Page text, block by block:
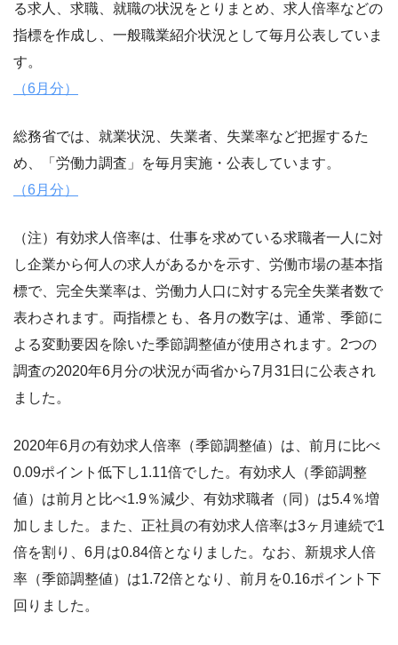
る求人、求職、就職の状況をとりまとめ、求人倍率などの
指標を作成し、一般職業紹介状況として毎月公表していま
す。
（6月分）
総務省では、就業状況、失業者、失業率など把握するた
め、「労働力調査」を毎月実施・公表しています。
（6月分）
（注）有効求人倍率は、仕事を求めている求職者一人に対
し企業から何人の求人があるかを示す、労働市場の基本指
標で、完全失業率は、労働力人口に対する完全失業者数で
表わされます。両指標とも、各月の数字は、通常、季節に
よる変動要因を除いた季節調整値が使用されます。2つの
調査の2020年6月分の状況が両省から7月31日に公表され
ました。
2020年6月の有効求人倍率（季節調整値）は、前月に比べ
0.09ポイント低下し1.11倍でした。有効求人（季節調整
値）は前月と比べ1.9％減少、有効求職者（同）は5.4％増
加しました。また、正社員の有効求人倍率は3ヶ月連続で1
倍を割り、6月は0.84倍となりました。なお、新規求人倍
率（季節調整値）は1.72倍となり、前月を0.16ポイント下
回りました。